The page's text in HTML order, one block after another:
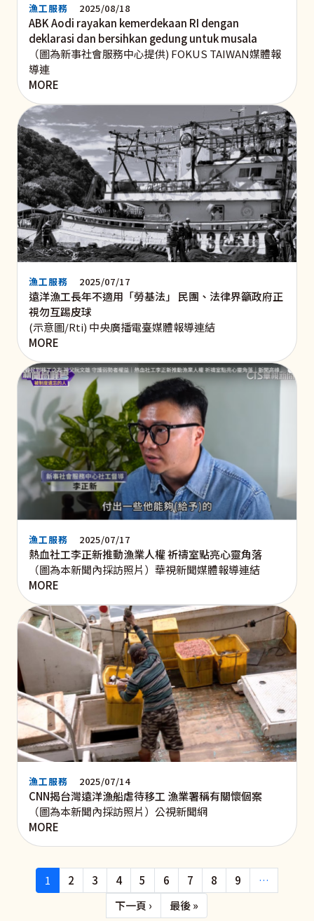
漁工服務 2025/08/18
ABK Aodi rayakan kemerdekaan RI dengan
deklarasi dan bersihkan gedung untuk musala
（圖為新事社會服務中心提供) FOKUS TAIWAN媒體報
導連
MORE
漁工服務 2025/07/17
遠洋漁工長年不適用「勞基法」 民團、法律界籲政府正
視勿互踢皮球
(示意圖/Rti) 中央廣播電臺媒體報導連結
MORE
漁工服務 2025/07/17
熱血社工李正新推動漁業人權 祈禱室點亮心靈角落
（圖為本新聞內採訪照片）華視新聞媒體報導連結
MORE
漁工服務 2025/07/14
CNN揭台灣遠洋漁船虐待移工 漁業署稱有關懷個案
（圖為本新聞內採訪照片）公視新聞網
MORE
Pagination
1 2 3 4 5 6 7 8 9
…
下一頁 › 下一頁最後 »